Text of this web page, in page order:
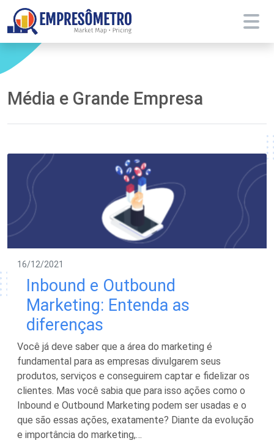
Média e Grande Empresa
16/12/2021
Inbound e Outbound
Marketing: Entenda as
diferenças
Você já deve saber que a área do marketing é
fundamental para as empresas divulgarem seus
produtos, serviços e conseguirem captar e fidelizar os
clientes. Mas você sabia que para isso ações como o
Inbound e Outbound Marketing podem ser usadas e o
que são essas ações, exatamente? Diante da evolução
e importância do marketing,…